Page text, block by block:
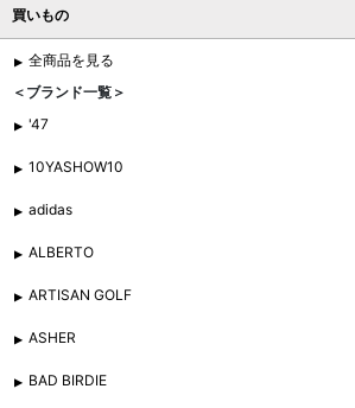
買いもの
全商品を見る
＜ブランド一覧＞
'47
10YASHOW10
adidas
ALBERTO
ARTISAN GOLF
ASHER
BAD BIRDIE